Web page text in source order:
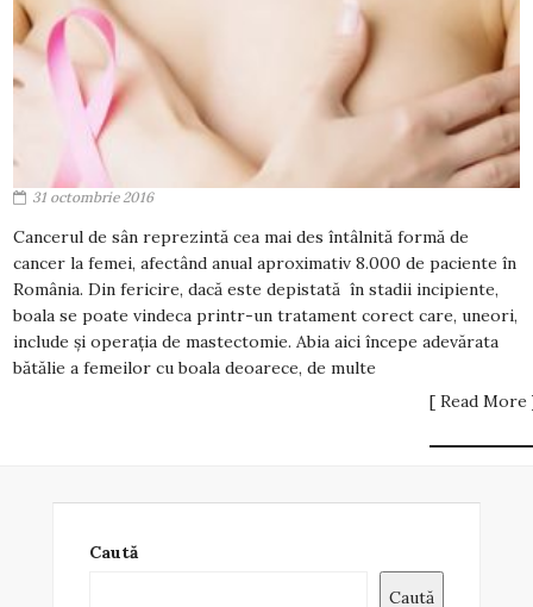
31 octombrie 2016
Cancerul de sân reprezintă cea mai des întâlnită formă de
cancer la femei, afectând anual aproximativ 8.000 de paciente în
România. Din fericire, dacă este depistată în stadii incipiente,
boala se poate vindeca printr-un tratament corect care, uneori,
include și operația de mastectomie. Abia aici începe adevărata
bătălie a femeilor cu boala deoarece, de multe
[ Read More
Caută
Caută